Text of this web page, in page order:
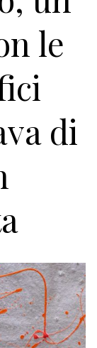
le
di